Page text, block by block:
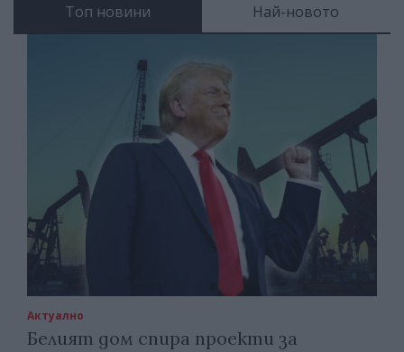
Топ новини Най-новото
Актуално
Белият дом спира проекти за